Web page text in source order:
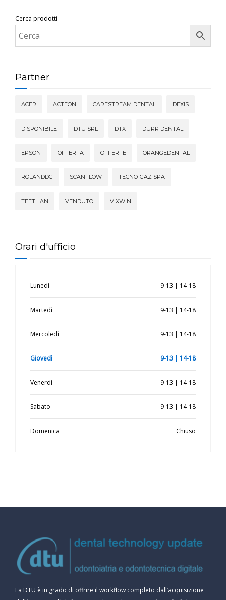
Cerca prodotti
Partner
ACER ACTEON CARESTREAM DENTAL DEXIS
DISPONIBILE DTU SRL DTX DÜRR DENTAL
EPSON OFFERTA OFFERTE ORANGEDENTAL
ROLANDDG SCANFLOW TECNO-GAZ SPA
TEETHAN VENDUTO VIXWIN
Orari d'ufficio
Lunedì 9-13 | 14-18
Martedì 9-13 | 14-18
Mercoledì 9-13 | 14-18
Giovedì 9-13 | 14-18
Venerdì 9-13 | 14-18
Sabato 9-13 | 14-18
Domenica Chiuso
La DTU è in grado di offrire il workflow completo dall’acquisizione